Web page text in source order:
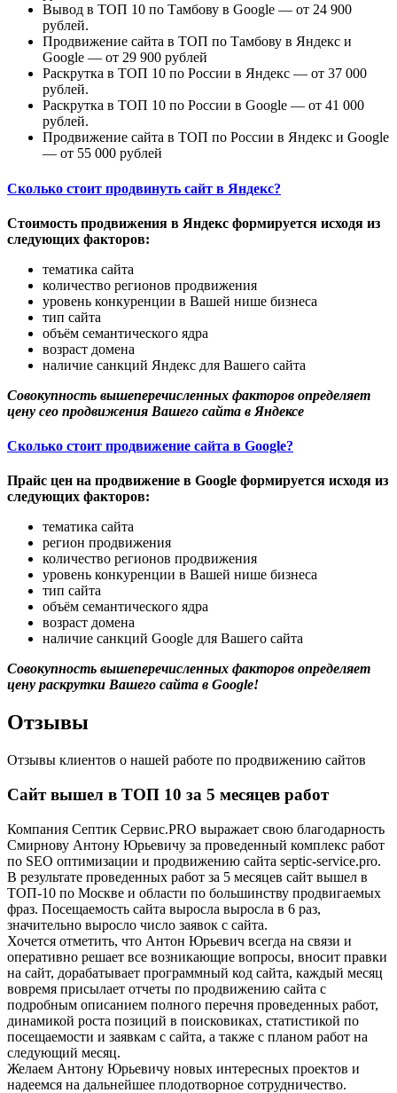
Вывод в ТОП 10 по Тамбову в Google — от 24 900
рублей.
Продвижение сайта в ТОП по Тамбову в Яндекс и
Google — от 29 900 рублей
Раскрутка в ТОП 10 по России в Яндекс — от 37 000
рублей.
Раскрутка в ТОП 10 по России в Google — от 41 000
рублей.
Продвижение сайта в ТОП по России в Яндекс и Google
— от 55 000 рублей
Сколько стоит продвинуть сайт в Яндекс?
Стоимость продвижения в Яндекс формируется исходя из
следующих факторов:
тематика сайта
количество регионов продвижения
уровень конкуренции в Вашей нише бизнеса
тип сайта
объём семантического ядра
возраст домена
наличие санкций Яндекс для Вашего сайта
Совокупность вышеперечисленных факторов определяет
цену сео продвижения Вашего сайта в Яндексе
Сколько стоит продвижение сайта в Google?
Прайс цен на продвижение в Google формируется исходя из
следующих факторов:
тематика сайта
регион продвижения
количество регионов продвижения
уровень конкуренции в Вашей нише бизнеса
тип сайта
объём семантического ядра
возраст домена
наличие санкций Google для Вашего сайта
Совокупность вышеперечисленных факторов определяет
цену раскрутки Вашего сайта в Google!
Отзывы
Отзывы клиентов о нашей работе по продвижению сайтов
Сайт вышел в ТОП 10 за 5 месяцев работ
Компания Септик Сервис.PRO выражает свою благодарность
Смирнову Антону Юрьевичу за проведенный комплекс работ
по SEO оптимизации и продвижению сайта septic-service.pro.
В результате проведенных работ за 5 месяцев сайт вышел в
ТОП-10 по Москве и области по большинству продвигаемых
фраз. Посещаемость сайта выросла выросла в 6 раз,
значительно выросло число заявок с сайта.
Хочется отметить, что Антон Юрьевич всегда на связи и
оперативно решает все возникающие вопросы, вносит правки
на сайт, дорабатывает программный код сайта, каждый месяц
вовремя присылает отчеты по продвижению сайта с
подробным описанием полного перечня проведенных работ,
динамикой роста позиций в поисковиках, статистикой по
посещаемости и заявкам с сайта, а также с планом работ на
следующий месяц.
Желаем Антону Юрьевичу новых интересных проектов и
надеемся на дальнейшее плодотворное сотрудничество.